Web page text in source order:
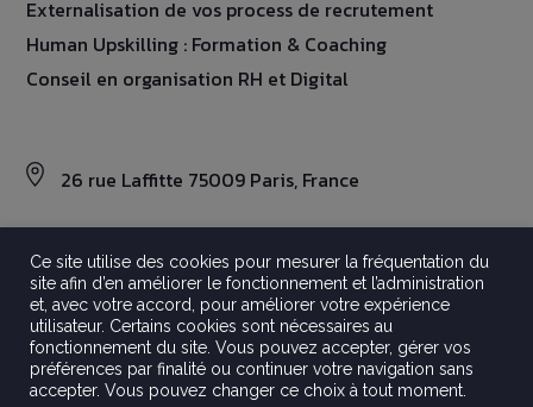
Externalisation de vos process de recrutement
Human Upskilling : Formation & Coaching
Conseil en organisation RH et Digital
26 rue Laffitte 75009 Paris, France
©2026 Aravati
Tout droits réservés
Mentions légales
Politique de confidentialité
Ce site utilise des cookies pour mesurer la fréquentation du
site afin d’en améliorer le fonctionnement et l’administration
et, avec votre accord, pour améliorer votre expérience
utilisateur. Certains cookies sont nécessaires au
fonctionnement du site. Vous pouvez accepter, gérer vos
préférences par finalité ou continuer votre navigation sans
accepter. Vous pouvez changer ce choix à tout moment.